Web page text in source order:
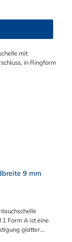
jeglicher Art.
wählbar.
Schlauchschelle SGS TORRO, Bandbreite 9 mm
Form A ist eine
glatter